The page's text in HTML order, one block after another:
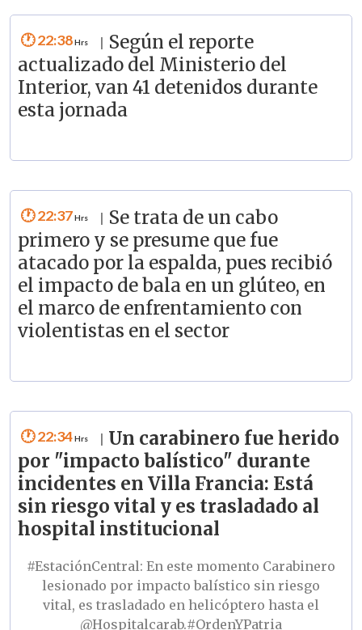
22:38
Según el reporte
actualizado del Ministerio del
Interior, van 41 detenidos durante
esta jornada
22:37
Se trata de un cabo
primero y se presume que fue
atacado por la espalda, pues recibió
el impacto de bala en un glúteo, en
el marco de enfrentamiento con
violentistas en el sector
22:34
Un carabinero fue herido
por "impacto balístico" durante
incidentes en Villa Francia: Está
sin riesgo vital y es trasladado al
hospital institucional
#EstaciónCentral: En este momento Carabinero
lesionado por impacto balístico sin riesgo
vital, es trasladado en helicóptero hasta el
@Hospitalcarab.#OrdenYPatria